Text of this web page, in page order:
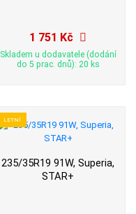
1 751 Kč
Skladem u dodavatele (dodání
do 5 prac. dnů): 20 ks
LETNÍ
235/35R19 91W, Superia,
STAR+